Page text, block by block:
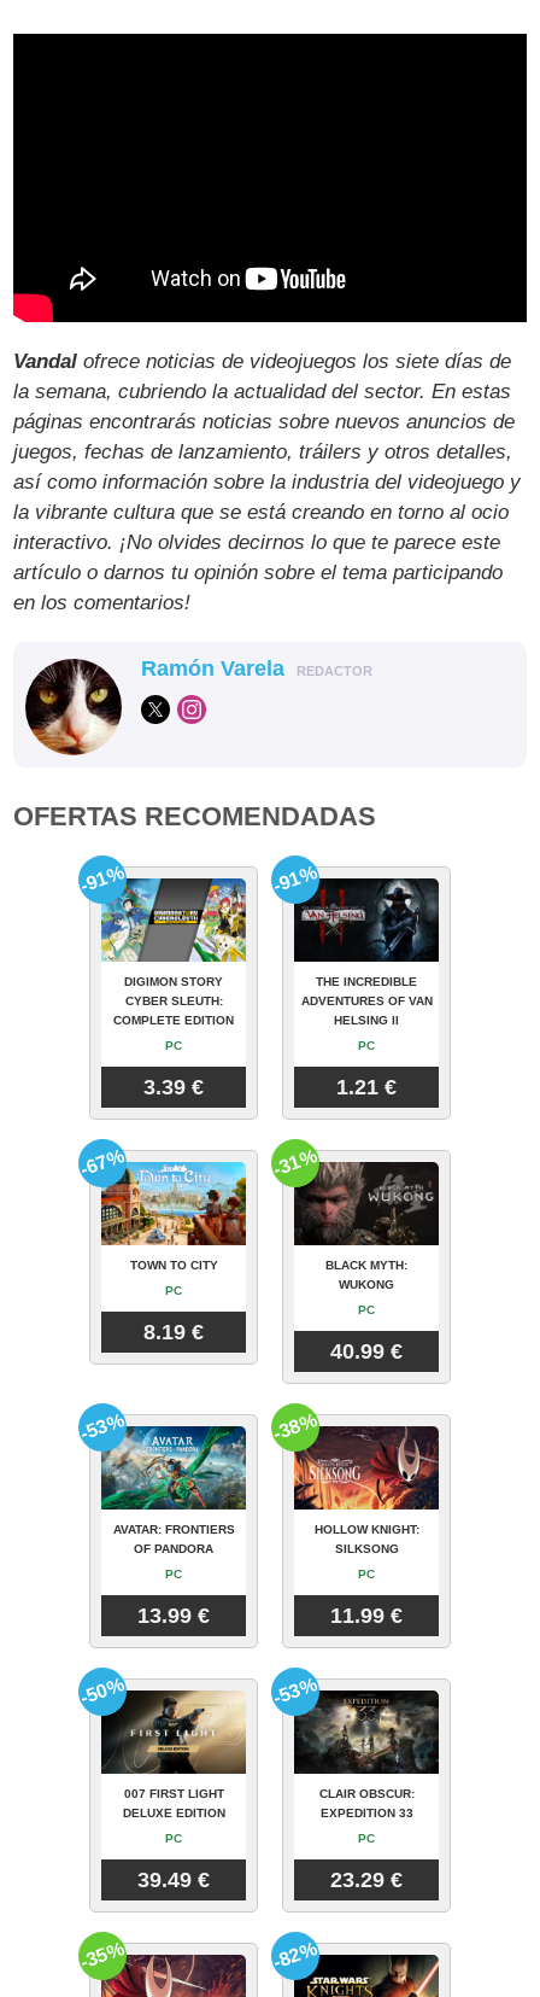
Vandal ofrece noticias de videojuegos los siete días de
la semana, cubriendo la actualidad del sector. En estas
páginas encontrarás noticias sobre nuevos anuncios de
juegos, fechas de lanzamiento, tráilers y otros detalles,
así como información sobre la industria del videojuego y
la vibrante cultura que se está creando en torno al ocio
interactivo. ¡No olvides decirnos lo que te parece este
artículo o darnos tu opinión sobre el tema participando
en los comentarios!
Ramón Varela REDACTOR
OFERTAS RECOMENDADAS
DIGIMON STORY
CYBER SLEUTH:
COMPLETE EDITION
PC
3.39 €
-91%
THE INCREDIBLE
ADVENTURES OF VAN
HELSING II
PC
1.21 €
-91%
TOWN TO CITY
PC
8.19 €
-67%
BLACK MYTH:
WUKONG
PC
40.99 €
-31%
AVATAR: FRONTIERS
OF PANDORA
PC
13.99 €
-53%
HOLLOW KNIGHT:
SILKSONG
PC
11.99 €
-38%
007 FIRST LIGHT
DELUXE EDITION
PC
39.49 €
-50%
CLAIR OBSCUR:
EXPEDITION 33
PC
23.29 €
-53%
-35% -82%